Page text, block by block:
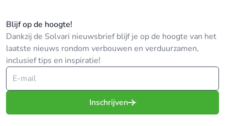
Blijf op de hoogte!
Dankzij de Solvari nieuwsbrief blijf je op de hoogte van het
laatste nieuws rondom verbouwen en verduurzamen,
inclusief tips en inspiratie!
Inschrijven